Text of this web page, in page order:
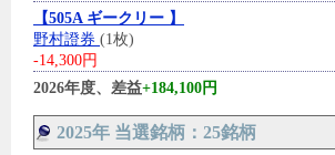
【505A ギークリー 】
野村證券 (1枚)
-14,300円
2026年度、差益+184,100円
2025年 当選銘柄：25銘柄